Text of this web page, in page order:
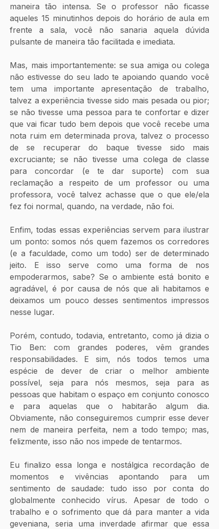
maneira tão intensa. Se o professor não ficasse
aqueles 15 minutinhos depois do horário de aula em
frente a sala, você não sanaria aquela dúvida
pulsante de maneira tão facilitada e imediata.
Mas, mais importantemente: se sua amiga ou colega
não estivesse do seu lado te apoiando quando você
tem uma importante apresentação de trabalho,
talvez a experiência tivesse sido mais pesada ou pior;
se não tivesse uma pessoa para te confortar e dizer
que vai ficar tudo bem depois que você recebe uma
nota ruim em determinada prova, talvez o processo
de se recuperar do baque tivesse sido mais
excruciante; se não tivesse uma colega de classe
para concordar (e te dar suporte) com sua
reclamação a respeito de um professor ou uma
professora, você talvez achasse que o que ele/ela
fez foi normal, quando, na verdade, não foi.
Enfim, todas essas experiências servem para ilustrar
um ponto: somos nós quem fazemos os corredores
(e a faculdade, como um todo) ser de determinado
jeito. E isso serve como uma forma de nos
empoderarmos, sabe? Se o ambiente está bonito e
agradável, é por causa de nós que ali habitamos e
deixamos um pouco desses sentimentos impressos
nesse lugar.
Porém, contudo, todavia, entretanto, como já dizia o
Tio Ben: com grandes poderes, vêm grandes
responsabilidades. E sim, nós todos temos uma
espécie de dever de criar o melhor ambiente
possível, seja para nós mesmos, seja para as
pessoas que habitam o espaço em conjunto conosco
e para aquelas que o habitarão algum dia.
Obviamente, não conseguiremos cumprir esse dever
nem de maneira perfeita, nem a todo tempo; mas,
felizmente, isso não nos impede de tentarmos.
Eu finalizo essa longa e nostálgica recordação de
momentos e vivências apontando para um
sentimento de saudade: tudo isso por conta do
globalmente conhecido vírus. Apesar de todo o
trabalho e o sofrimento que dá para manter a vida
geveniana, seria uma inverdade afirmar que essa